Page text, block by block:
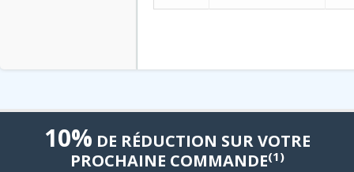
10% DE RÉDUCTION SUR VOTRE
PROCHAINE COMMANDE(1)